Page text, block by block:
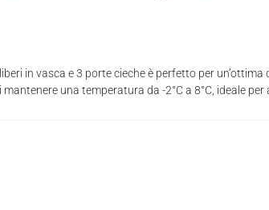
in vasca e 3 porte cieche è perfetto per
una temperatura da -2°C a 8°C, ideale